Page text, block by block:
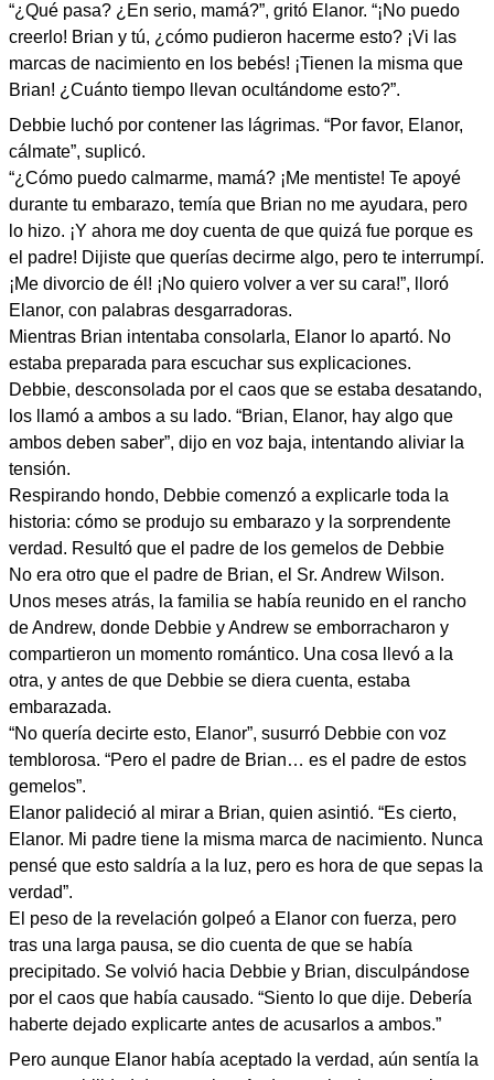
“¿Qué pasa? ¿En serio, mamá?”, gritó Elanor. “¡No puedo
creerlo! Brian y tú, ¿cómo pudieron hacerme esto? ¡Vi las
marcas de nacimiento en los bebés! ¡Tienen la misma que
Brian! ¿Cuánto tiempo llevan ocultándome esto?”.
Debbie luchó por contener las lágrimas. “Por favor, Elanor,
cálmate”, suplicó.
“¿Cómo puedo calmarme, mamá? ¡Me mentiste! Te apoyé
durante tu embarazo, temía que Brian no me ayudara, pero
lo hizo. ¡Y ahora me doy cuenta de que quizá fue porque es
el padre! Dijiste que querías decirme algo, pero te interrumpí.
¡Me divorcio de él! ¡No quiero volver a ver su cara!”, lloró
Elanor, con palabras desgarradoras.
Mientras Brian intentaba consolarla, Elanor lo apartó. No
estaba preparada para escuchar sus explicaciones.
Debbie, desconsolada por el caos que se estaba desatando,
los llamó a ambos a su lado. “Brian, Elanor, hay algo que
ambos deben saber”, dijo en voz baja, intentando aliviar la
tensión.
Respirando hondo, Debbie comenzó a explicarle toda la
historia: cómo se produjo su embarazo y la sorprendente
verdad. Resultó que el padre de los gemelos de Debbie
No era otro que el padre de Brian, el Sr. Andrew Wilson.
Unos meses atrás, la familia se había reunido en el rancho
de Andrew, donde Debbie y Andrew se emborracharon y
compartieron un momento romántico. Una cosa llevó a la
otra, y antes de que Debbie se diera cuenta, estaba
embarazada.
“No quería decirte esto, Elanor”, susurró Debbie con voz
temblorosa. “Pero el padre de Brian… es el padre de estos
gemelos”.
Elanor palideció al mirar a Brian, quien asintió. “Es cierto,
Elanor. Mi padre tiene la misma marca de nacimiento. Nunca
pensé que esto saldría a la luz, pero es hora de que sepas la
verdad”.
El peso de la revelación golpeó a Elanor con fuerza, pero
tras una larga pausa, se dio cuenta de que se había
precipitado. Se volvió hacia Debbie y Brian, disculpándose
por el caos que había causado. “Siento lo que dije. Debería
haberte dejado explicarte antes de acusarlos a ambos.”
Pero aunque Elanor había aceptado la verdad, aún sentía la